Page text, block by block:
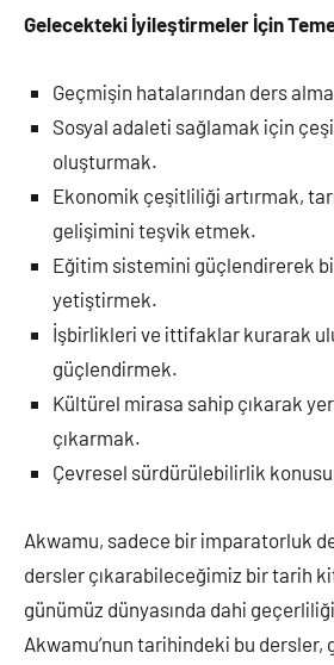
Gelecekteki İyileştirmeler İçin
Geçmişin hatalarından ders
Sosyal adaleti sağlamak için
oluşturmak.
Ekonomik çeşitliliği artırmak,
gelişimini teşvik etmek.
Eğitim sistemini güçlendirerek
yetiştirmek.
İşbirlikleri ve ittifaklar kurarak
güçlendirmek.
Kültürel mirasa sahip çıkarak
çıkarmak.
Çevresel sürdürülebilirlik
Akwamu, sadece bir imparatorluk
dersler çıkarabileceğimiz bir tarih
günümüz dünyasında dahi
Akwamu’nun tarihindeki bu dersler,